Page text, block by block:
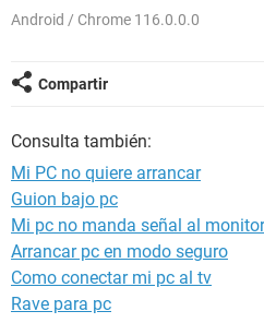
Android / Chrome 116.0.0.0
Compartir
Consulta también:
Mi PC no quiere arrancar
Guion bajo pc
Mi pc no manda señal al monitor
Arrancar pc en modo seguro
Como conectar mi pc al tv
Rave para pc